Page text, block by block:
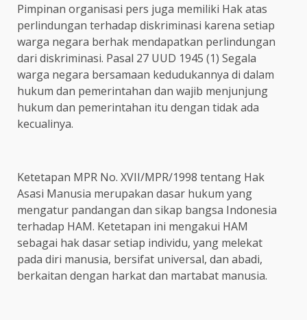
Pimpinan organisasi pers juga memiliki Hak atas
perlindungan terhadap diskriminasi karena setiap
warga negara berhak mendapatkan perlindungan
dari diskriminasi. Pasal 27 UUD 1945 (1) Segala
warga negara bersamaan kedudukannya di dalam
hukum dan pemerintahan dan wajib menjunjung
hukum dan pemerintahan itu dengan tidak ada
kecualinya.
Ketetapan MPR No. XVII/MPR/1998 tentang Hak
Asasi Manusia merupakan dasar hukum yang
mengatur pandangan dan sikap bangsa Indonesia
terhadap HAM. Ketetapan ini mengakui HAM
sebagai hak dasar setiap individu, yang melekat
pada diri manusia, bersifat universal, dan abadi,
berkaitan dengan harkat dan martabat manusia.